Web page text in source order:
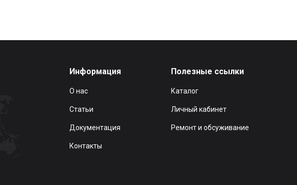
Информация
О нас
Статьи
Документация
Контакты
Полезные ссылки
Каталог
Личный кабинет
Ремонт и обсуживание